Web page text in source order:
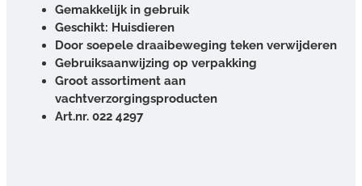
Gemakkelijk in gebruik
Geschikt: Huisdieren
Door soepele draaibeweging teken verwijderen
Gebruiksaanwijzing op verpakking
Groot assortiment aan
vachtverzorgingsproducten
Art.nr. 022 4297